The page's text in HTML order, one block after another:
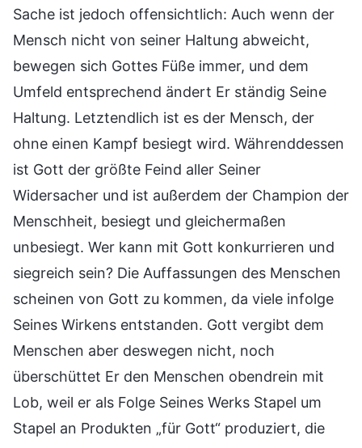
Sache ist jedoch offensichtlich: Auch wenn der
Mensch nicht von seiner Haltung abweicht,
bewegen sich Gottes Füße immer, und dem
Umfeld entsprechend ändert Er ständig Seine
Haltung. Letztendlich ist es der Mensch, der
ohne einen Kampf besiegt wird. Währenddessen
ist Gott der größte Feind aller Seiner
Widersacher und ist außerdem der Champion der
Menschheit, besiegt und gleichermaßen
unbesiegt. Wer kann mit Gott konkurrieren und
siegreich sein? Die Auffassungen des Menschen
scheinen von Gott zu kommen, da viele infolge
Seines Wirkens entstanden. Gott vergibt dem
Menschen aber deswegen nicht, noch
überschüttet Er den Menschen obendrein mit
Lob, weil er als Folge Seines Werks Stapel um
Stapel an Produkten „für Gott“ produziert, die